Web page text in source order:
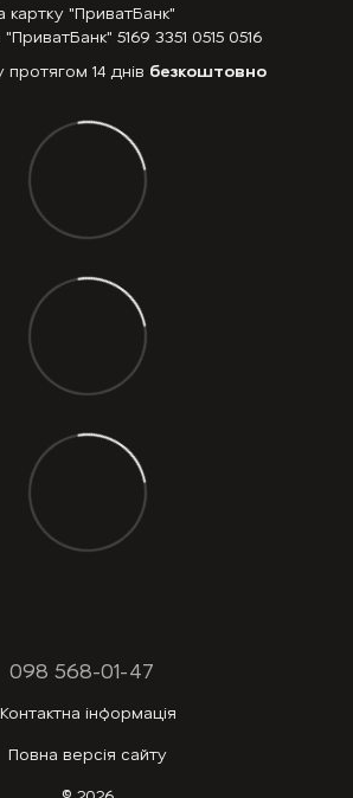
"ПриватБанк"
5169 3351 0515 0516
14 днів безкоштовно
098 568-01-47
Контактна інформація
Повна версія сайту